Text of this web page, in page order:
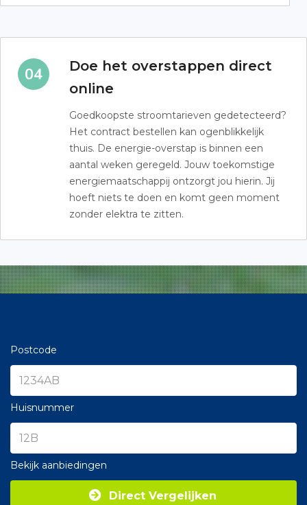
Doe het overstappen direct
online
Goedkoopste stroomtarieven gedetecteerd?
Het contract bestellen kan ogenblikkelijk
thuis. De energie-overstap is binnen een
aantal weken geregeld. Jouw toekomstige
energiemaatschappij ontzorgt jou hierin. Jij
hoeft niets te doen en komt geen moment
zonder elektra te zitten.
Postcode
Huisnummer
Bekijk aanbiedingen
Direct Vergelijken